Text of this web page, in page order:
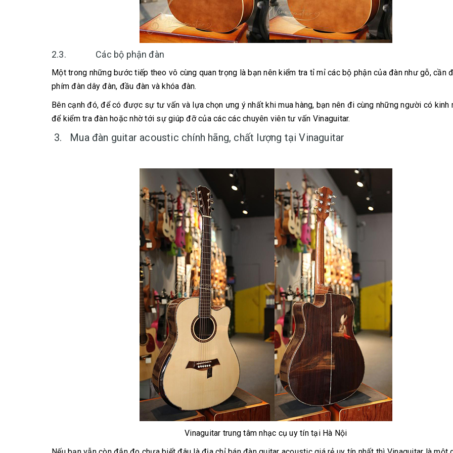
2.3. Các bộ phận đàn
Một trong những bước tiếp theo vô cùng quan trọng là bạn nên kiểm tra tỉ mỉ các bộ phận của đàn như gỗ, cần
phím đàn dây đàn, đầu đàn và khóa đàn.
Bên cạnh đó, để có được sự tư vấn và lựa chọn ưng ý nhất khi mua hàng, bạn nên đi cùng những người có kinh
để kiểm tra đàn hoặc nhờ tới sự giúp đỡ của các các chuyên viên tư vấn Vinaguitar.
3. Mua đàn guitar acoustic chính hãng, chất lượng tại Vinaguitar
Vinaguitar trung tâm nhạc cụ uy tín tại Hà Nội